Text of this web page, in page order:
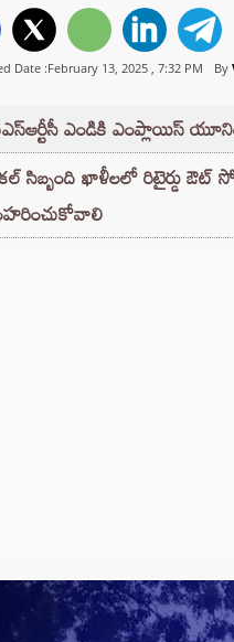
Date :February 13, 2025 , 7:32 PM By
ఎండికి ఎంప్లాయిస్
సిబ్బంది ఖాళీలలో రిటైర్డు